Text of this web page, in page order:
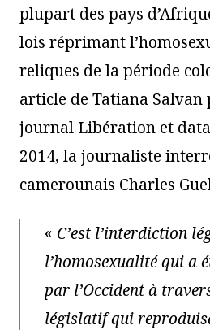
plupart des pays
lois réprimant
reliques de la période
article de Tatiana Salvan
journal Libération et
2014, la journaliste
camerounais Charles
« C’est l’interdiction
l’homosexualité qui a
par l’Occident à
législatif qui